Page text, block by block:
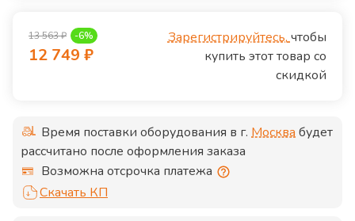
13 563₽ -6%
12 749 ₽
Зарегистрируйтесь,чтобы
купить этот товар со
скидкой
Время поставки оборудования в г. Москвабудет
рассчитано после оформления заказа
Возможна отсрочка платежа
Скачать КП